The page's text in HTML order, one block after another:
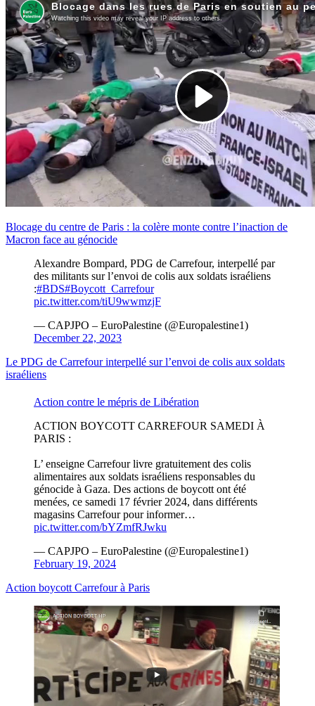
Blocage du centre de Paris : la colère monte contre l’inaction de
Macron face au génocide
Alexandre Bompard, PDG de Carrefour, interpellé par
des militants sur l’envoi de colis aux soldats israéliens
:#BDS#Boycott_Carrefour
pic.twitter.com/tiU9wwmzjF
— CAPJPO – EuroPalestine (@Europalestine1)
December 22, 2023
Le PDG de Carrefour interpellé sur l’envoi de colis aux soldats
israéliens
Action contre le mépris de Libération
ACTION BOYCOTT CARREFOUR SAMEDI À
PARIS :
L’ enseigne Carrefour livre gratuitement des colis
alimentaires aux soldats israéliens responsables du
génocide à Gaza. Des actions de boycott ont été
menées, ce samedi 17 février 2024, dans différents
magasins Carrefour pour informer…
pic.twitter.com/bYZmfRJwku
— CAPJPO – EuroPalestine (@Europalestine1)
February 19, 2024
Action boycott Carrefour à Paris